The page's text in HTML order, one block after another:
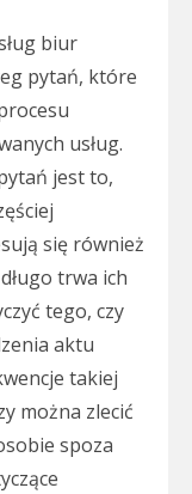
biur
pytań, które
usług.
jest to,
się również
trwa ich
tego, czy
aktu
takiej
można zlecić
spoza